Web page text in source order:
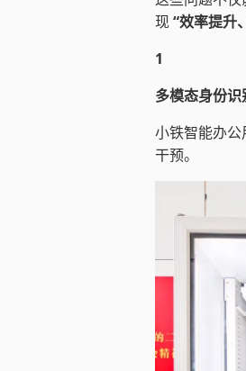
现“效率提升
1
多模态身份识
小铁智能办公
干预。